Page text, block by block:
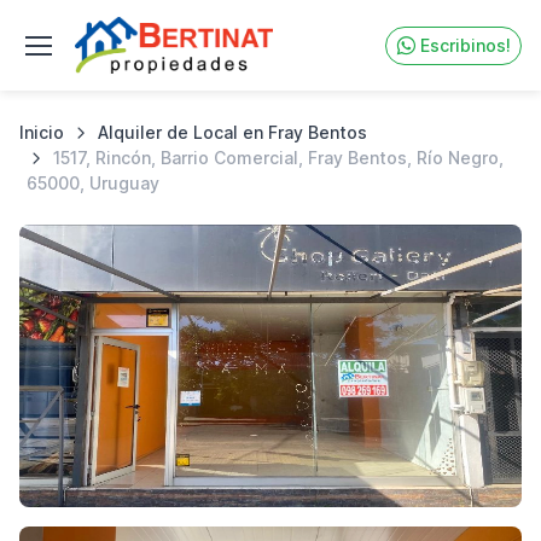
Escribinos!
Inicio
Alquiler de Local en Fray Bentos
1517, Rincón, Barrio Comercial, Fray Bentos, Río Negro,
65000, Uruguay